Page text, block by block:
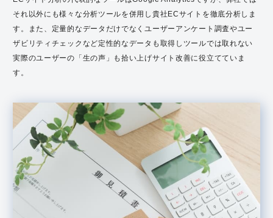
ECサイト分析の代表的なツールはGoogle Analyticsですが、弊社では
それ以外にも様々な分析ツールを併用し貴社ECサイトを徹底分析しま
す。また、定量的なデータだけでなくユーザーアンケート調査やユー
ザビリティチェックなど定性的なデータも取得しツールでは取れない
実際のユーザーの「生の声」も拾い上げサイト改善に役立てていま
す。